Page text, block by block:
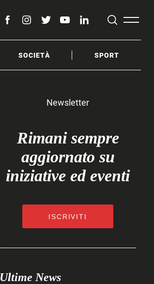
facebookinstagram
twitteryoutubelinkedin
SOCIETÀ SPORT
Newsletter
Rimani sempre
aggiornato su
iniziative ed eventi
ISCRIVITI
Ultime News